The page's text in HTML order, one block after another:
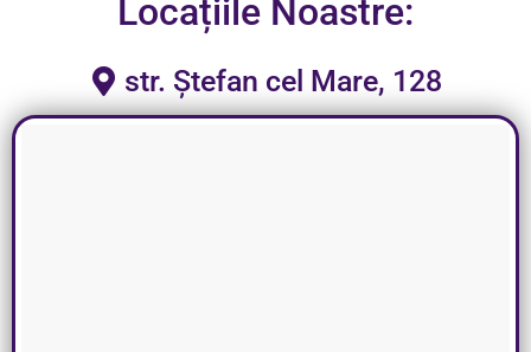
Locațiile Noastre:
str. Ștefan cel Mare, 128